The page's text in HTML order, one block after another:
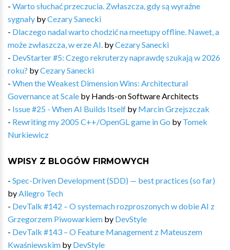
- Warto słuchać przeczucia. Zwłaszcza, gdy są wyraźne
sygnały byCezary Sanecki
- Dlaczego nadal warto chodzić na meetupy offline. Nawet, a
może zwłaszcza, w erze AI. byCezary Sanecki
- DevStarter #5: Czego rekruterzy naprawdę szukają w 2026
roku? byCezary Sanecki
- When the Weakest Dimension Wins: Architectural
Governance at Scale by Hands-on Software Architects
- Issue #25 - When AI Builds Itself by Marcin Grzejszczak
- Rewriting my 2005 C++/OpenGL game in Go by Tomek
Nurkiewicz
WPISY Z BLOGÓW FIRMOWYCH
- Spec-Driven Development (SDD) — best practices (so far)
by Allegro Tech
- DevTalk #142 – O systemach rozproszonych w dobie AI z
Grzegorzem Piwowarkiem by DevStyle
- DevTalk #143 – O Feature Management z Mateuszem
Kwaśniewskim by DevStyle